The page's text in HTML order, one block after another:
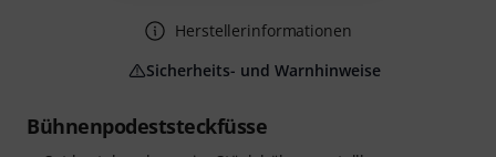
Bühnenpodeststeckfüsse
Herstellerinformationen
Sicherheits- und Warnhinweise